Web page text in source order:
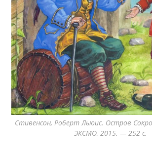
Стивенсон, Роберт Льюис. Остров
ЭКСМО, 2015. — 252 с.